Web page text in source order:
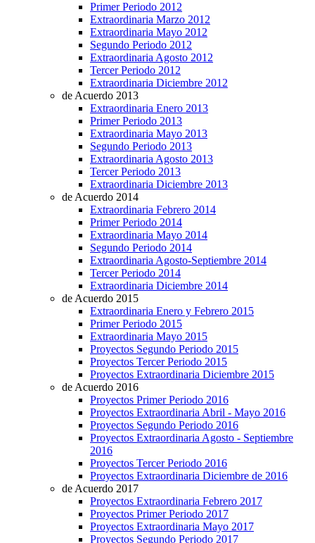
Primer Periodo 2012
Extraordinaria Marzo 2012
Extraordinaria Mayo 2012
Segundo Periodo 2012
Extraordinaria Agosto 2012
Tercer Periodo 2012
Extraordinaria Diciembre 2012
de Acuerdo 2013
Extraordinaria Enero 2013
Primer Periodo 2013
Extraordinaria Mayo 2013
Segundo Periodo 2013
Extraordinaria Agosto 2013
Tercer Periodo 2013
Extraordinaria Diciembre 2013
de Acuerdo 2014
Extraordinaria Febrero 2014
Primer Periodo 2014
Extraordinaria Mayo 2014
Segundo Periodo 2014
Extraordinaria Agosto-Septiembre 2014
Tercer Periodo 2014
Extraordinaria Diciembre 2014
de Acuerdo 2015
Extraordinaria Enero y Febrero 2015
Primer Periodo 2015
Extraordinaria Mayo 2015
Proyectos Segundo Periodo 2015
Proyectos Tercer Periodo 2015
Proyectos Extraordinaria Diciembre 2015
de Acuerdo 2016
Proyectos Primer Periodo 2016
Proyectos Extraordinaria Abril - Mayo 2016
Proyectos Segundo Periodo 2016
Proyectos Extraordinaria Agosto - Septiembre
2016
Proyectos Tercer Periodo 2016
Proyectos Extraordinaria Diciembre de 2016
de Acuerdo 2017
Proyectos Extraordinaria Febrero 2017
Proyectos Primer Periodo 2017
Proyectos Extraordinaria Mayo 2017
Proyectos Segundo Periodo 2017